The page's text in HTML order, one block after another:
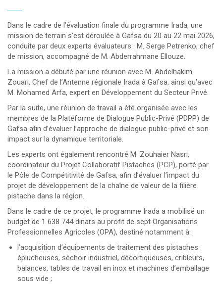
Dans le cadre de l’évaluation finale du programme Irada, une
mission de terrain s’est déroulée à Gafsa du 20 au 22 mai 2026,
conduite par deux experts évaluateurs : M. Serge Petrenko, chef
de mission, accompagné de M. Abderrahmane Ellouze.
La mission a débuté par une réunion avec M. Abdelhakim
Zouari, Chef de l’Antenne régionale Irada à Gafsa, ainsi qu’avec
M. Mohamed Arfa, expert en Développement du Secteur Privé.
Par la suite, une réunion de travail a été organisée avec les
membres de la Plateforme de Dialogue Public-Privé (PDPP) de
Gafsa afin d’évaluer l’approche de dialogue public-privé et son
impact sur la dynamique territoriale.
Les experts ont également rencontré M. Zouhaier Nasri,
coordinateur du Projet Collaboratif Pistaches (PCP), porté par
le Pôle de Compétitivité de Gafsa, afin d’évaluer l’impact du
projet de développement de la chaîne de valeur de la filière
pistache dans la région.
Dans le cadre de ce projet, le programme Irada a mobilisé un
budget de 1 638 744 dinars au profit de sept Organisations
Professionnelles Agricoles (OPA), destiné notamment à :
l’acquisition d’équipements de traitement des pistaches :
éplucheuses, séchoir industriel, décortiqueuses, cribleurs,
balances, tables de travail en inox et machines d’emballage
sous vide ;